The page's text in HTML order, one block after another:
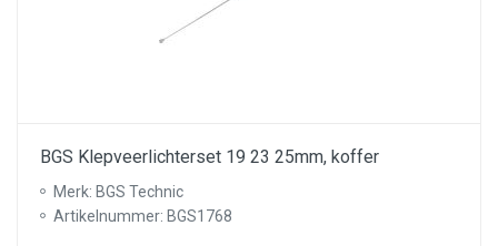
BGS Klepveerlichterset 19 23 25mm, koffer
Merk: BGS Technic
Artikelnummer: BGS1768